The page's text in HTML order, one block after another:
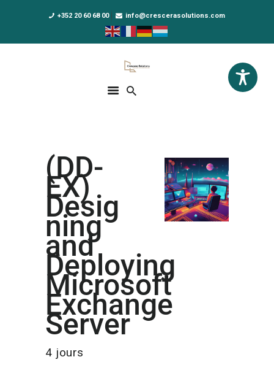
+352 20 60 68 00 info@crescerasolutions.com
Crescera Solutions
Solutions for your evolution
DPO AS A SERVICE
NOUS CONNAÎTRE
ACTUALITÉS
(DD-
EX)
Desig
ning
and
Deploying
Microsoft
Exchange
Server
4 jours